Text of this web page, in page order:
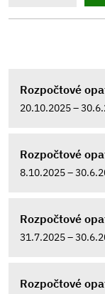
Rozpočtové
20.10.2025 –
Rozpočtové
8.10.2025 –
Rozpočtové
31.7.2025 –
Rozpočtové